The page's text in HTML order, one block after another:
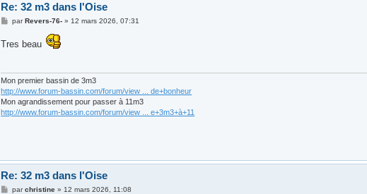
Re: 32 m3 dans l'Oise
M
s
parRevers-76- » 12 mars 2026, 07:31
Tres beau
Mon premier bassin de 3m3
http://www.forum-bassin.com/forum/view ... de+bonheur
Mon agrandissement pour passer à 11m3
http://www.forum-bassin.com/forum/view ... e+3m3+à+11
Re: 32 m3 dans l'Oise
Mparchristine » 12 mars 2026, 11:08